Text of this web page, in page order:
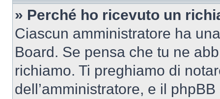
» Perché ho ricevuto un
Ciascun amministratore ha
Board. Se pensa che tu ne
richiamo. Ti preghiamo di
dell’amministratore, e il